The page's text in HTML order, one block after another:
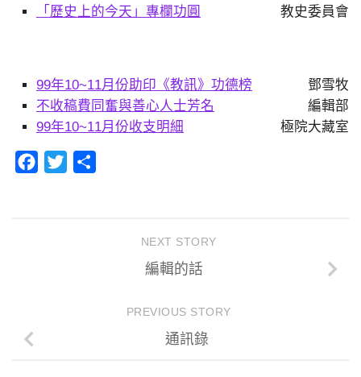
「歷史上的今天」專欄功圓
教史委員會
99年10~11月份助印《教訊》功德榜
鄧雪牧
不收稿費同奮與善心人士芳名
編輯部
99年10~11月份收支明細
極院大藏室
Facebook
Twitter
NEXT STORY
編輯的話
PREVIOUS STORY
通訊錄